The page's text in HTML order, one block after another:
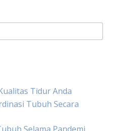
Tidur Anda
Tubuh Secara